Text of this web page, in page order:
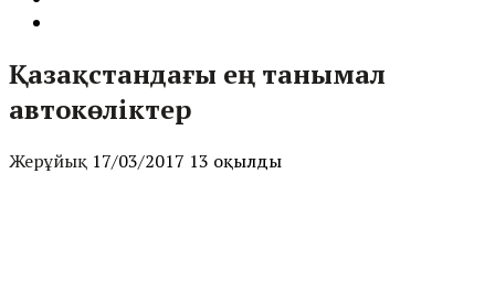
Қазақстандағы ең танымал
автокөліктер
Жерұйық 17/03/2017 13 оқылды